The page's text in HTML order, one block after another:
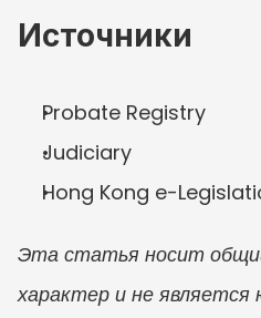
Источники
Probate Registry
Judiciary
Hong Kong e-
Эта статья носит
характер и не является